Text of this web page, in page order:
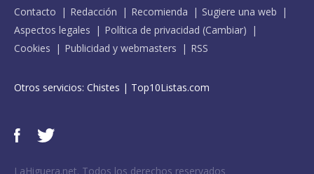
Contacto Redacción Recomienda
Sugiere una web
Aspectos legales
Política de privacidad (Cambiar)
Cookies
Publicidad y webmasters RSS
Otros servicios: Chistes | Top10Listas.com
LaHiguera.net. Todos los derechos reservados